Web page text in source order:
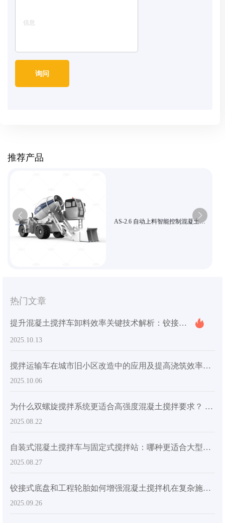
推荐产品
AS-2.6 自动上料智能控制混凝土搅
热门文章
提升混凝土搅拌车卸料效率关键技术解析：铰接式车架与工程轮胎优势详解
2025.10.13
搅拌运输车在城市旧小区改造中的应用及提高浇筑效率的实践
2025.10.06
为什么双螺旋搅拌系统更适合高强度混凝土搅拌要求？ - 行业应用洞察
2025.08.22
自装式混凝土搅拌车与固定式搅拌站：哪种更适合大型建筑工地？
2025.08.27
铰接式底盘和工程轮胎如何增强混凝土搅拌机在复杂施工现场的灵活性
2025.09.26